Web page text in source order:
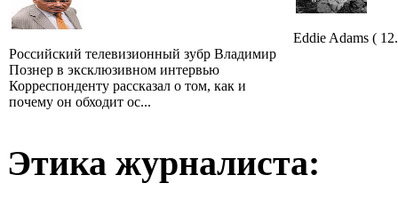
Российский телевизионный зубр Владимир
Познер в эксклюзивном интервью
Корреспонденту рассказал о том, как и
почему он обходит ос...
Eddie Adams (
Этика журналиста: